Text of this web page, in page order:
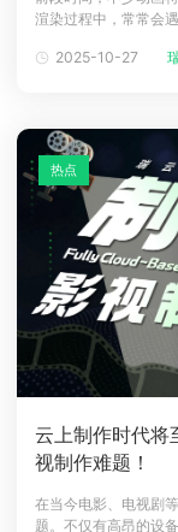
登录
渲染过程中，常常会
闲😤真的有被气到！
2025-10-27
云上制作时代将
视制作难题！
在当今电影、电视剧
题。不仅有高昂的设
热点